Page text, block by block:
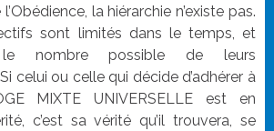
la hiérarchie n’existe pas.
sont limités dans le temps, et
nombre possible de leurs
celui ou celle qui décide d’adhérer à
MIXTE UNIVERSELLE est en
c’est sa vérité qu’il trouvera, se